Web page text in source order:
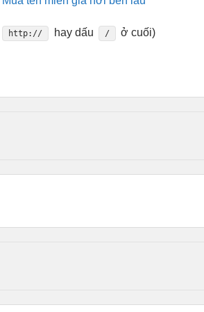
http:// hay dấu / ở cuối)